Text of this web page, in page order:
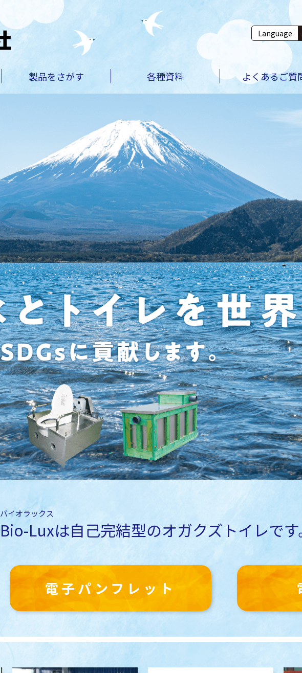
Language
製品をさがす 各種資料 よくあるご質
Bio-Lux
バイオラックス
は自己完結型のオガクズトイレです
電子パンフレット